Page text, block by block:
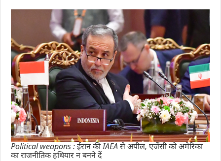
Political weapons : ईरान की IAEA से अपील, एजेंसी को अमेरिका
का राजनीतिक हथियार न बनने दें